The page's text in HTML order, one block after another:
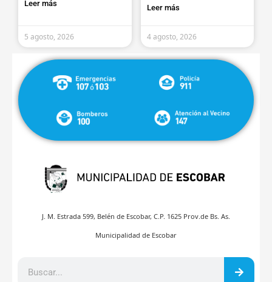
Leer más
5 agosto, 2026
Leer más
4 agosto, 2026
J. M. Estrada 599, Belén de Escobar, C.P. 1625 Prov.de Bs. As.
Municipalidad de Escobar